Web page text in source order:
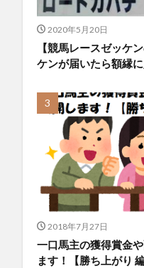
2020年5月20日
【競馬レースゼッケ
ケンが届いたら額縁
2018年7月27日
一口馬主の獲得賞金
ます！【勝ち上がり 編